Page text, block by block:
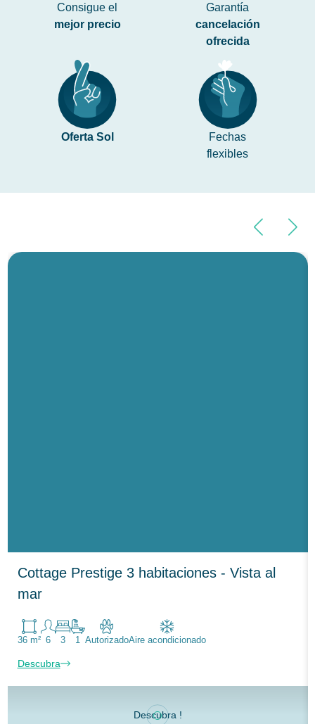
Consigue el
mejor precio
Garantía
cancelación
ofrecida
Oferta Sol
Fechas
flexibles
Cottage Prestige 3 habitaciones - Vista al
mar
36 m² 6 3 1 AutorizadoAire acondicionado
Descubra
Descubra !